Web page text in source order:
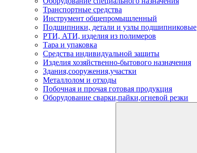
Транспортные средства
Инструмент общепромышленный
Подшипники, детали и узлы подшипниковые
РТИ, АТИ, изделия из полимеров
Тара и упаковка
Средства индивидуальной защиты
Изделия хозяйственно-бытового назначения
Здания,сооружения,участки
Металлолом и отходы
Побочная и прочая готовая продукция
Оборудование сварки,пайки,огневой резки